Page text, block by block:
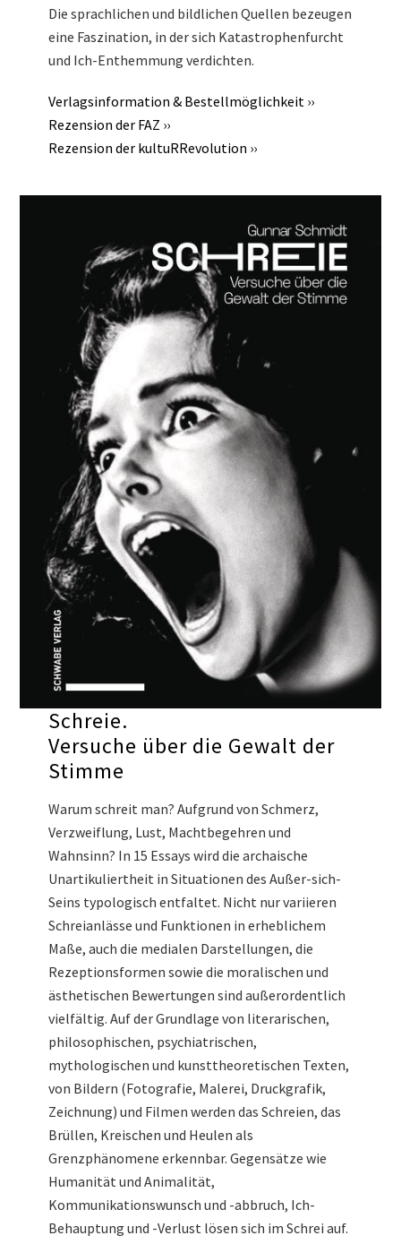
Die sprachlichen und bildlichen Quellen bezeugen
eine Faszination, in der sich Katastrophenfurcht
und Ich-Enthemmung verdichten.
Verlagsinformation & Bestellmöglichkeit ››
Rezension der FAZ ››
Rezension der kultuRRevolution ››
Schreie.
Versuche über die Gewalt der
Stimme
Warum schreit man? Aufgrund von Schmerz,
Verzweiflung, Lust, Machtbegehren und
Wahnsinn? In 15 Essays wird die archaische
Unartikuliertheit in Situationen des Außer-sich-
Seins typologisch entfaltet. Nicht nur variieren
Schreianlässe und Funktionen in erheblichem
Maße, auch die medialen Darstellungen, die
Rezeptionsformen sowie die moralischen und
ästhetischen Bewertungen sind außerordentlich
vielfältig. Auf der Grundlage von literarischen,
philosophischen, psychiatrischen,
mythologischen und kunsttheoretischen Texten,
von Bildern (Fotografie, Malerei, Druckgrafik,
Zeichnung) und Filmen werden das Schreien, das
Brüllen, Kreischen und Heulen als
Grenzphänomene erkennbar. Gegensätze wie
Humanität und Animalität,
Kommunikationswunsch und -abbruch, Ich-
Behauptung und -Verlust lösen sich im Schrei auf.